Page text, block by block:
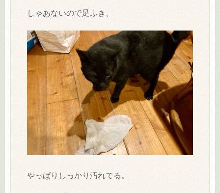
しゃあないので足ふき、
やっぱりしっかり汚れてる。